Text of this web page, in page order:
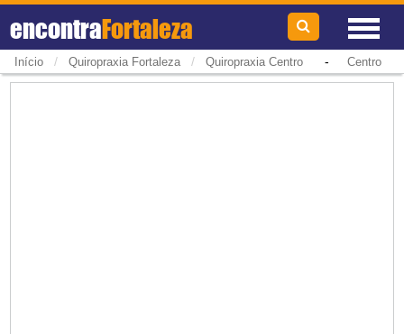
encontraFortaleza
Início / Quiropraxia Fortaleza / Quiropraxia Centro- Centro